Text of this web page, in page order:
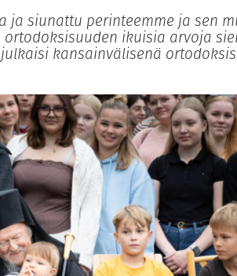
ja siunattu perinteemme ja sen
ikuisia arvoja
kansainvälisenä